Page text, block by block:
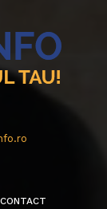
CONTACT